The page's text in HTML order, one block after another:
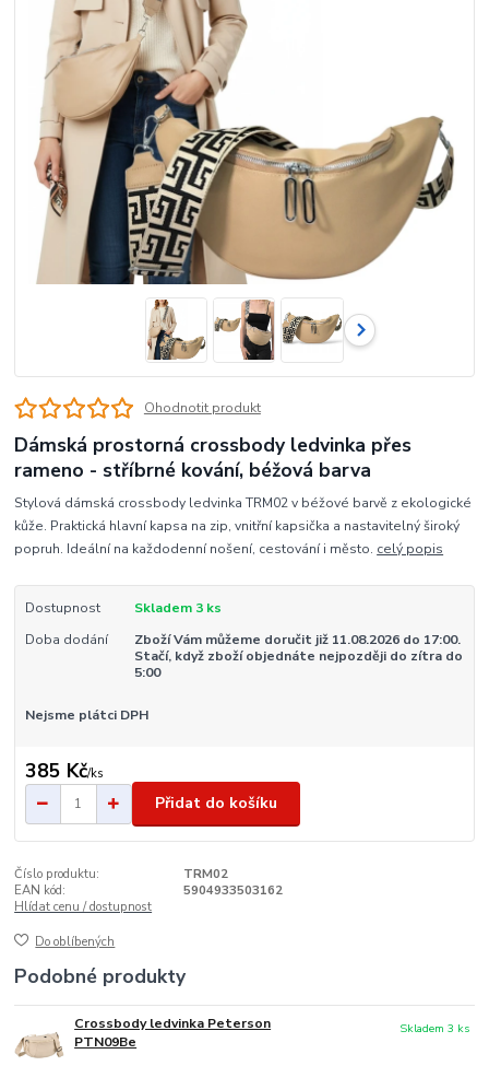
Ohodnotit produkt
Dámská prostorná crossbody ledvinka přes
rameno - stříbrné kování, béžová barva
Stylová dámská crossbody ledvinka TRM02 v béžové barvě z ekologické
kůže. Praktická hlavní kapsa na zip, vnitřní kapsička a nastavitelný široký
popruh. Ideální na každodenní nošení, cestování i město. celý popis
Dostupnost
Skladem 3 ks
Doba dodání
Zboží Vám můžeme doručit již 11.08.2026 do 17:00.
Stačí, když zboží objednáte nejpozději do zítra do
5:00
Nejsme plátci DPH
385 Kč/ks
Přidat do košíku
Číslo produktu:
TRM02
EAN kód:
5904933503162
Hlídat cenu / dostupnost
Do oblíbených
Podobné produkty
Crossbody ledvinka Peterson
PTN09Be
Skladem 3 ks